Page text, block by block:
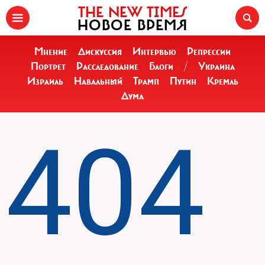
THE NEW TIMES
НОВОЕ ВРЕМЯ
Мнение Дискуссия Интервью
Репрессии
Портрет
Расследование Блоги /
Украина
Израиль
Навальный Трамп Путин
Кремль
Дума
404